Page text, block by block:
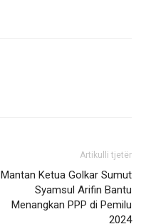
Artikulli tjetër
Mantan Ketua Golkar Sumut
Syamsul Arifin Bantu
Menangkan PPP di Pemilu
2024